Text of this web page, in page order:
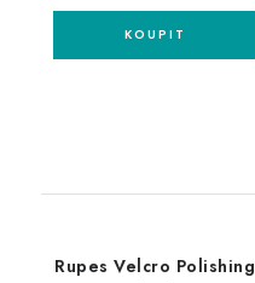
Rupes Velcro Polishing